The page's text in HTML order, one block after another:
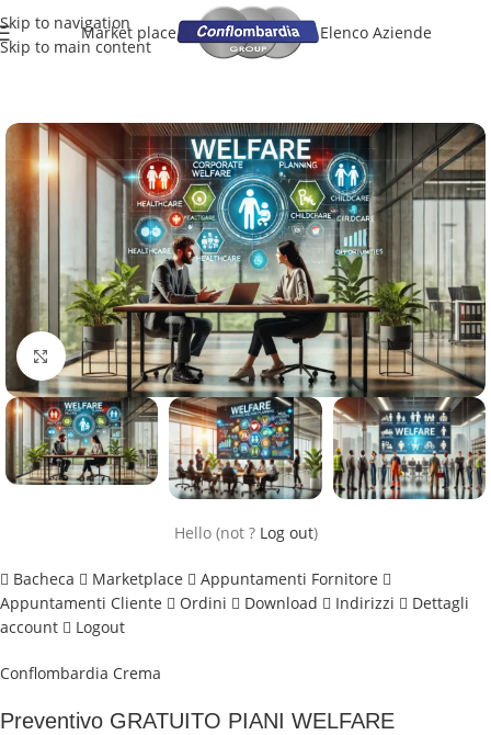
Skip to navigation
Skip to main content
Market place Elenco Aziende
Clicca per ingrandire
Hello (not ? Log out)
Bacheca Marketplace
Appuntamenti Fornitore
Appuntamenti Cliente
Ordini Download Indirizzi
Dettagli
account
Logout
Conflombardia Crema
Preventivo GRATUITO PIANI WELFARE